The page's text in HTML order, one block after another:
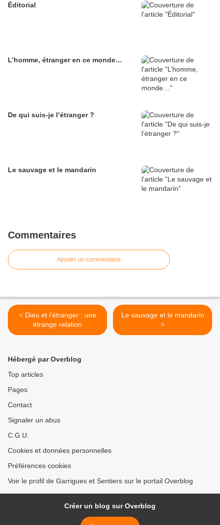
Éditorial
L’homme, étranger en ce monde…
De qui suis-je l’étranger ?
Le sauvage et le mandarin
Commentaires
Ajouter un commentaire
< Dieu et l’étranger : une
étrange relation
Le sauvage et le mandarin
>
Hébergé par Overblog
Top articles
Pages
Contact
Signaler un abus
C.G.U.
Cookies et données personnelles
Préférences cookies
Voir le profil de Garrigues et Sentiers sur le portail Overblog
Créer un blog sur Overblog